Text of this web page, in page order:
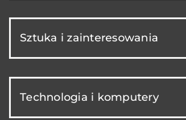
Sztuka i zainteresowania
Technologia i komputery